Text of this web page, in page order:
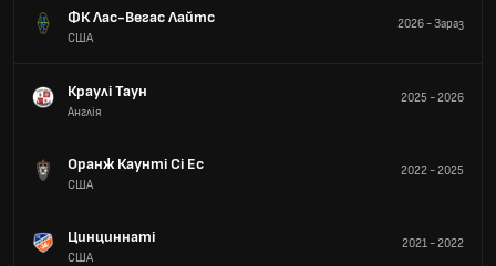
ФК Лас-Вегас Лайтс
США
2026-Зараз
Краулі Таун
Англія
2025 -2026
Оранж Каунті Сі Ес
США
2022-2025
Цинциннаті
США
2021-2022